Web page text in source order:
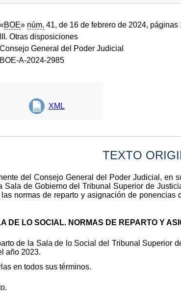
«BOE» núm. 41, de 16 de febrero de 2024, páginas
III. Otras disposiciones
Consejo General del Poder Judicial
BOE-A-2024-2985
XML
TEXTO
del Consejo General del Poder Judicial, en
Sala de Gobierno del Tribunal Superior de
normas de reparto y asignación de
DE LO SOCIAL. NORMAS DE REPARTO Y
de la Sala de lo Social del Tribunal Superior
año 2023.
en todos sus términos.